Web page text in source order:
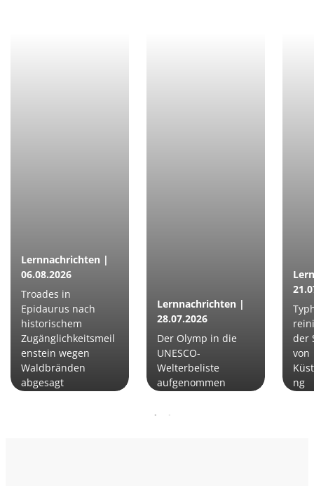
Lernnachrichten |
06.08.2026
Troades in
Epidaurus nach
historischem
Zugänglichkeitsmeil
enstein wegen
Waldbränden
abgesagt
Lernnachrichten |
28.07.2026
Der Olymp in die
UNESCO-
Welterbeliste
aufgenommen
der
von
ng